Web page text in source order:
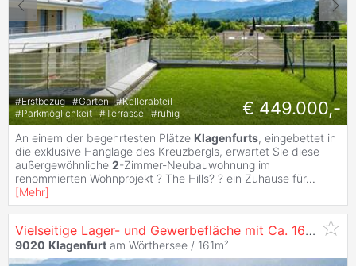
#Erstbezug #Garten #Kellerabteil
#Parkmöglichkeit #Terrasse #ruhig € 449.000,-
An einem der begehrtesten Plätze Klagenfurts, eingebettet in
die exklusive Hanglage des Kreuzbergls, erwartet Sie diese
außergewöhnliche 2-Zimmer-Neubauwohnung im
renommierten Wohnprojekt ? The Hills? ? ein Zuhause für...
[Mehr]
Vielseitige Lager- und Gewerbefläche mit Ca. 161,26 m² im Business Park
9020 Klagenfurt am Wörthersee / 161m²